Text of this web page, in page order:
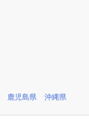
鹿児島県 沖縄県